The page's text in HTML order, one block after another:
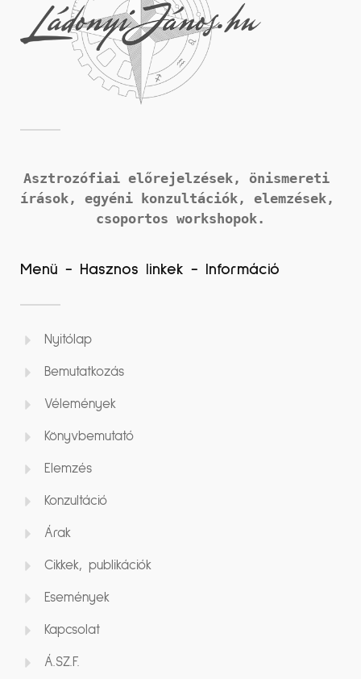
Asztrozófiai előrejelzések, önismereti
írások,
csoportos workshopok.
Menü - Hasznos linkek - Információ
Nyitólap
Bemutatkozás
Vélemények
Könyvbemutató
Elemzés
Konzultáció
Árak
Cikkek, publikációk
Események
Kapcsolat
Á.SZ.F.